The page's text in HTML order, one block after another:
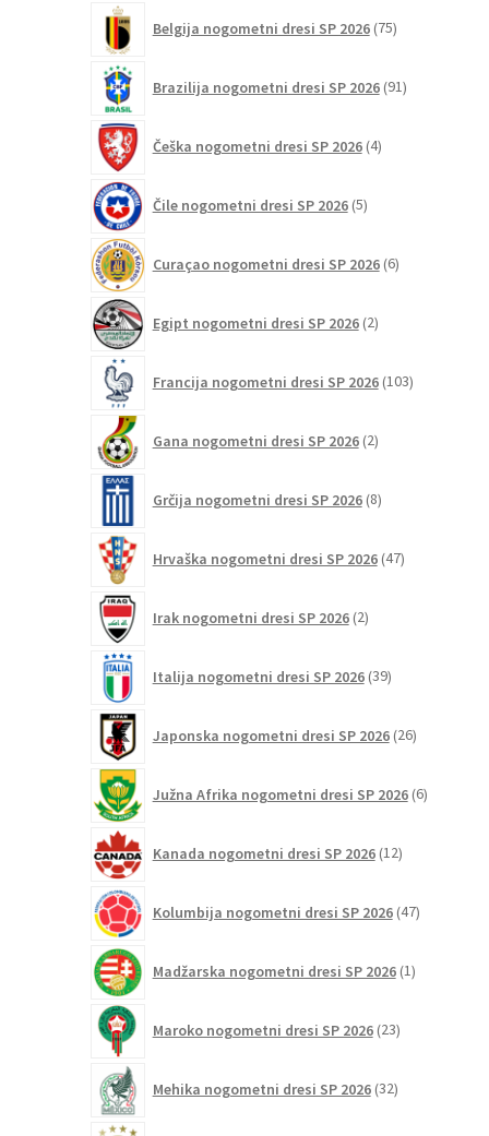
Belgija nogometni dresi SP 2026 75izdelkov
Brazilija nogometni dresi SP 2026 91izdelkov
Češka nogometni dresi SP 2026 4izdelki
Čile nogometni dresi SP 2026 5izdelkov
Curaçao nogometni dresi SP 2026 6izdelkov
Egipt nogometni dresi SP 2026 2izdelka
Francija nogometni dresi SP 2026 103izdelki
Gana nogometni dresi SP 2026 2izdelka
Grčija nogometni dresi SP 2026 8izdelkov
Hrvaška nogometni dresi SP 2026 47izdelkov
Irak nogometni dresi SP 2026 2izdelka
Italija nogometni dresi SP 2026 39izdelkov
Japonska nogometni dresi SP 2026 26izdelkov
Južna Afrika nogometni dresi SP 2026 6izdelkov
Kanada nogometni dresi SP 2026 12izdelkov
Kolumbija nogometni dresi SP 2026 47izdelkov
Madžarska nogometni dresi SP 2026 1izdelek
Maroko nogometni dresi SP 2026 23izdelkov
Mehika nogometni dresi SP 2026 32izdelkov